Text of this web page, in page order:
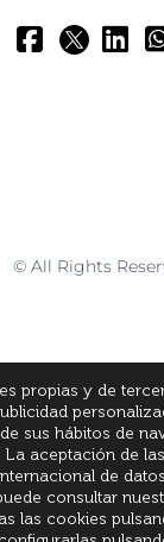
© All Rights
propias y de
sus hábitos de
La aceptación de
de
consultar
las cookies